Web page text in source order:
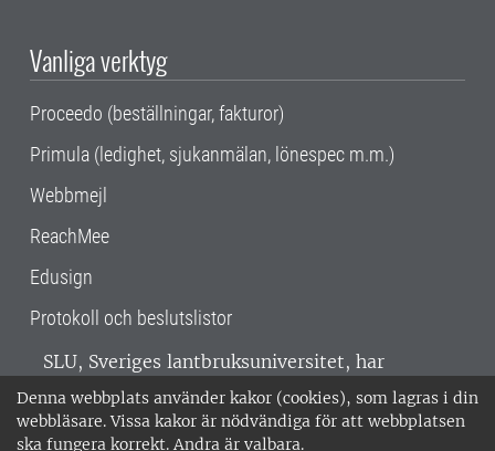
Denna webbplats använder kakor (cookies), som lagras i din
webbläsare. Vissa kakor är nödvändiga för att webbplatsen
ska fungera korrekt. Andra är valbara.
Vanliga verktyg
Proceedo (beställningar, fakturor)
Primula (ledighet, sjukanmälan, lönespec m.m.)
Webbmejl
ReachMee
Edusign
Protokoll och beslutslistor
SLU, Sveriges lantbruksuniversitet, har
verksamhet över hela Sverige. Huvudorter är
Alnarp, Uppsala och Umeå.SLU är
miljöcertifierat enligt ISO 14001. •